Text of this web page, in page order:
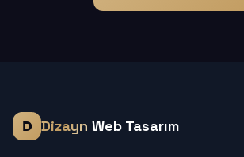
Dizayn Web Tasarım